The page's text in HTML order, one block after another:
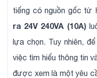
tiếng có nguồn gốc từ
ra 24V 240VA (10A)
lựa chọn. Tuy nhiên,
việc tìm hiểu thông tin
được xem là một yêu